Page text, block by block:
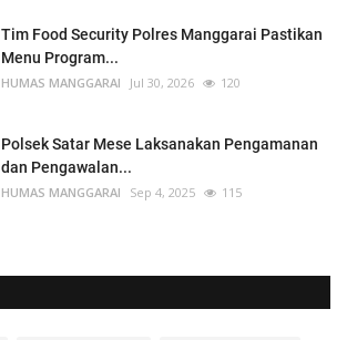
Tim Food Security Polres Manggarai Pastikan
Menu Program...
HUMAS MANGGARAI Jul 30, 2026 120
Polsek Satar Mese Laksanakan Pengamanan
dan Pengawalan...
HUMAS MANGGARAI Sep 4, 2025 115